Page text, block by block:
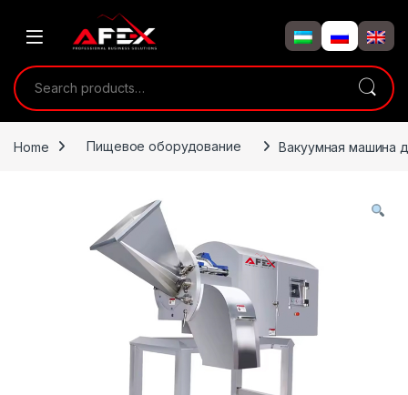
Search for:
Home Пищевое оборудование Вакуумная машина